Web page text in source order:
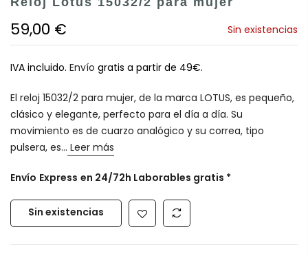
59,00 € Sin existencias
IVA incluido. Envío gratis a partir de 49€.
El reloj 15032/2 para mujer, de la marca LOTUS, es pequeño,
clásico y elegante, perfecto para el día a día. Su
movimiento es de cuarzo analógico y su correa, tipo
pulsera, es... Leer más
Envío Express en 24/72h Laborables gratis *
Sin existencias